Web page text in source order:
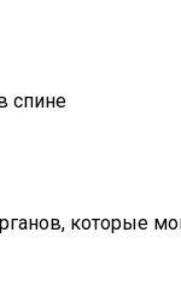
спине
которые